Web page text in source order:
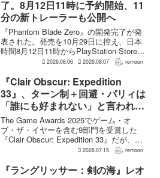
了。8月12日11時に予約開始、11
分の新トレーラーも公開へ
『Phantom Blade Zero』の開発完了が発
表された。発売を10月29日に控え、日本
時間8月12日11時からPlayStation Store、
Steam、Epic Games Storeで予約受付が
2026.08.06 2026.08.07 remoon
『Clair Obscur: Expedition
33』、ターン制＋回避・パリィは
「誰にも好まれない」と言われて
いた 開発陣は実際に遊んだ面白
さを優先
The Game Awards 2025でゲーム・オ
ブ・ザ・イヤーを含む9部門を受賞した
『Clair Obscur: Expedition 33』だが、タ
ーン制バトルに回避やパリィを組み合わ
い」と何度も言...
2026.07.15 remoon
『ラングリッサー：剣の海』レオ